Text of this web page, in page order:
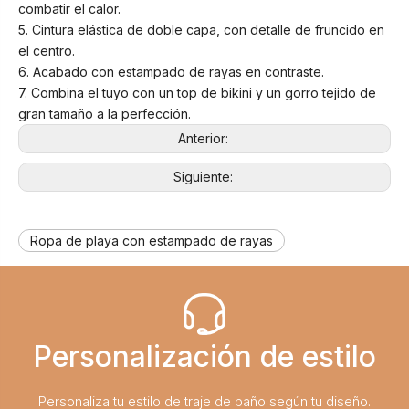
combatir el calor.
5. Cintura elástica de doble capa, con detalle de fruncido en
el centro.
6. Acabado con estampado de rayas en contraste.
7. Combina el tuyo con un top de bikini y un gorro tejido de
gran tamaño a la perfección.
Anterior:
Siguiente:
Ropa de playa con estampado de rayas
Personalización de estilo
Personaliza tu estilo de traje de baño según tu diseño.